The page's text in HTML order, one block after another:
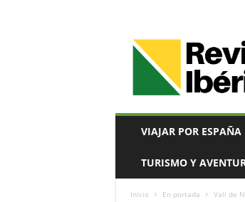
VIAJAR POR ESPAÑA
TURISMO Y
Inicio En portada Vall de